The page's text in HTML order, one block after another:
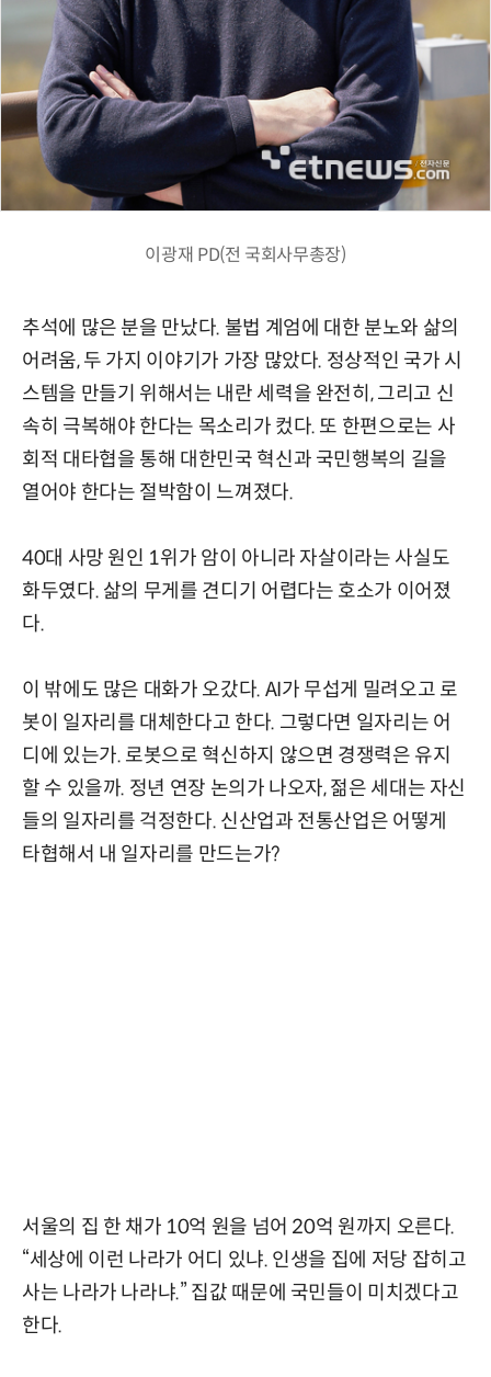
이광재 PD(전 국회사무총장)
추석에 많은 분을 만났다. 불법 계엄에 대한 분노와 삶의
어려움, 두 가지 이야기가 가장 많았다. 정상적인 국가 시
스템을 만들기 위해서는 내란 세력을 완전히, 그리고 신
속히 극복해야 한다는 목소리가 컸다. 또 한편으로는 사
회적 대타협을 통해 대한민국 혁신과 국민행복의 길을
열어야 한다는 절박함이 느껴졌다.
40대 사망 원인 1위가 암이 아니라 자살이라는 사실도
화두였다. 삶의 무게를 견디기 어렵다는 호소가 이어졌
다.
이 밖에도 많은 대화가 오갔다. AI가 무섭게 밀려오고 로
봇이 일자리를 대체한다고 한다. 그렇다면 일자리는 어
디에 있는가. 로봇으로 혁신하지 않으면 경쟁력은 유지
할 수 있을까. 정년 연장 논의가 나오자, 젊은 세대는 자신
들의 일자리를 걱정한다. 신산업과 전통산업은 어떻게
타협해서 내 일자리를 만드는가?
서울의 집 한 채가 10억 원을 넘어 20억 원까지 오른다.
“세상에 이런 나라가 어디 있냐. 인생을 집에 저당 잡히고
사는 나라가 나라냐.” 집값 때문에 국민들이 미치겠다고
한다.